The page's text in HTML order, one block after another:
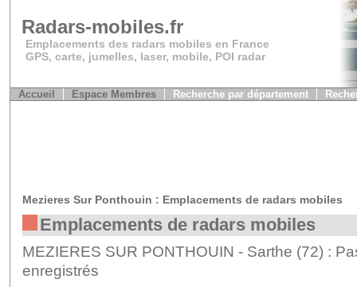
Radars-mobiles.fr
Emplacements des radars mobiles en France
GPS, carte, jumelles, laser, mobile, POI radar
Accueil Espace Membres Recherche par département
Mezieres Sur Ponthouin : Emplacements de radars mobiles
Emplacements de radars mobiles
MEZIERES SUR PONTHOUIN - Sarthe (72) :
enregistrés